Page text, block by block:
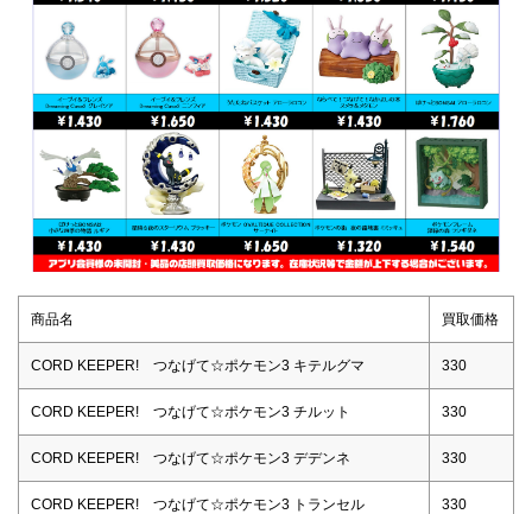
商品名 買取価格
CORD KEEPER! つなげて☆ポケモン3 キテルグマ 330
CORD KEEPER! つなげて☆ポケモン3 チルット 330
CORD KEEPER! つなげて☆ポケモン3 デデンネ 330
CORD KEEPER! つなげて☆ポケモン3 トランセル 330